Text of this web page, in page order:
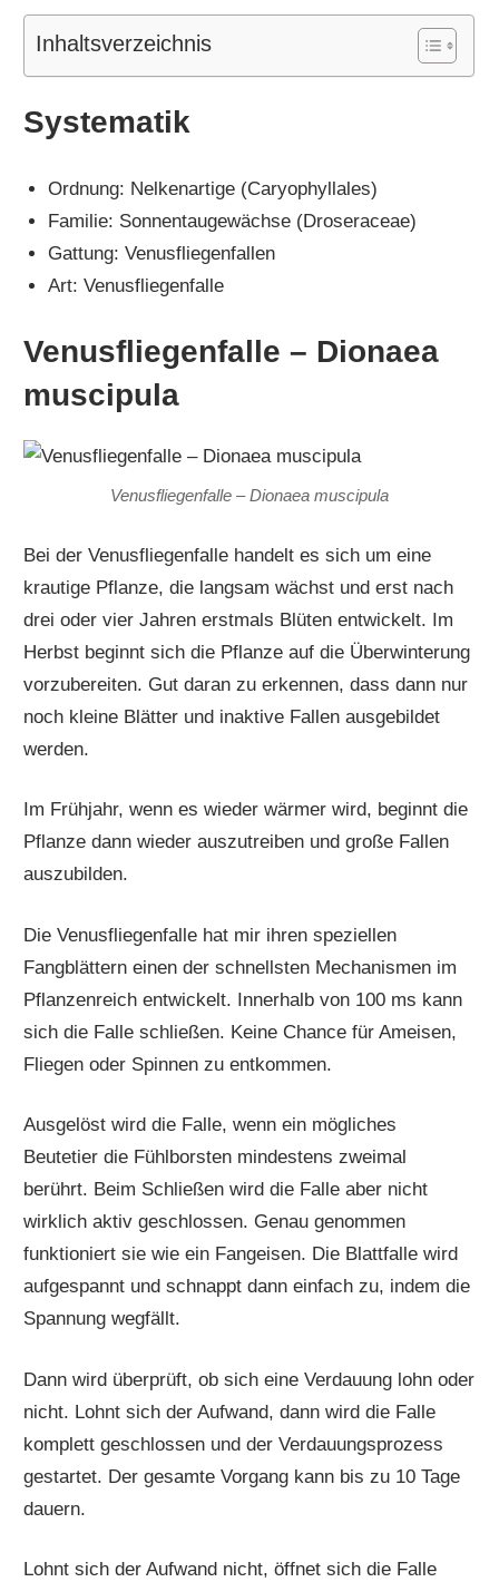
Inhaltsverzeichnis
Systematik
Ordnung: Nelkenartige (Caryophyllales)
Familie: Sonnentaugewächse (Droseraceae)
Gattung: Venusfliegenfallen
Art: Venusfliegenfalle
Venusfliegenfalle – Dionaea
muscipula
Venusfliegenfalle – Dionaea muscipula
Bei der Venusfliegenfalle handelt es sich um eine
krautige Pflanze, die langsam wächst und erst nach
drei oder vier Jahren erstmals Blüten entwickelt. Im
Herbst beginnt sich die Pflanze auf die Überwinterung
vorzubereiten. Gut daran zu erkennen, dass dann nur
noch kleine Blätter und inaktive Fallen ausgebildet
werden.
Im Frühjahr, wenn es wieder wärmer wird, beginnt die
Pflanze dann wieder auszutreiben und große Fallen
auszubilden.
Die Venusfliegenfalle hat mir ihren speziellen
Fangblättern einen der schnellsten Mechanismen im
Pflanzenreich entwickelt. Innerhalb von 100 ms kann
sich die Falle schließen. Keine Chance für Ameisen,
Fliegen oder Spinnen zu entkommen.
Ausgelöst wird die Falle, wenn ein mögliches
Beutetier die Fühlborsten mindestens zweimal
berührt. Beim Schließen wird die Falle aber nicht
wirklich aktiv geschlossen. Genau genommen
funktioniert sie wie ein Fangeisen. Die Blattfalle wird
aufgespannt und schnappt dann einfach zu, indem die
Spannung wegfällt.
Dann wird überprüft, ob sich eine Verdauung lohn oder
nicht. Lohnt sich der Aufwand, dann wird die Falle
komplett geschlossen und der Verdauungsprozess
gestartet. Der gesamte Vorgang kann bis zu 10 Tage
dauern.
Lohnt sich der Aufwand nicht, öffnet sich die Falle